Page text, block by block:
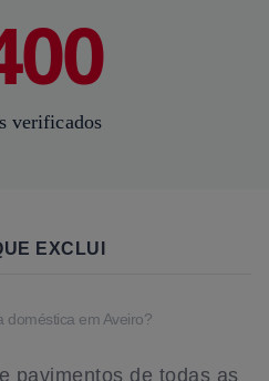
verificados
EXCLUI
doméstica em Aveiro?
pavimentos de todas as